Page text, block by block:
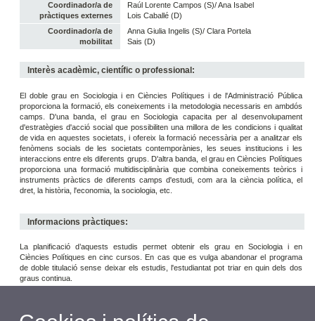
Coordinador/a de
pràctiques externes
Raúl Lorente Campos (S)/ Ana Isabel
Lois Caballé (D)
Coordinador/a de
mobilitat
Anna Giulia Ingelis (S)/ Clara Portela
Sais (D)
Interès acadèmic, científic o professional:
El doble grau en Sociologia i en Ciències Polítiques i de l'Administració Pública
proporciona la formació, els coneixements i la metodologia necessaris en ambdós
camps. D'una banda, el grau en Sociologia capacita per al desenvolupament
d'estratègies d'acció social que possibiliten una millora de les condicions i qualitat
de vida en aquestes societats, i ofereix la formació necessària per a analitzar els
fenòmens socials de les societats contemporànies, les seues institucions i les
interaccions entre els diferents grups. D'altra banda, el grau en Ciències Polítiques
proporciona una formació multidisciplinària que combina coneixements teòrics i
instruments pràctics de diferents camps d'estudi, com ara la ciència política, el
dret, la història, l'economia, la sociologia, etc.
Informacions pràctiques:
La planificació d’aquests estudis permet obtenir els grau en Sociologia i en
Ciències Polítiques en cinc cursos. En cas que es vulga abandonar el programa
de doble titulació sense deixar els estudis, l'estudiantat pot triar en quin dels dos
graus continua.